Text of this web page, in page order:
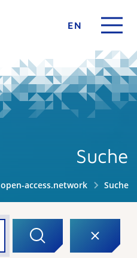
EN
Suche
open-access.network Suche